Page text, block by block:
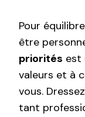
Pour
être
priorités est
valeurs et à
vous.
tant